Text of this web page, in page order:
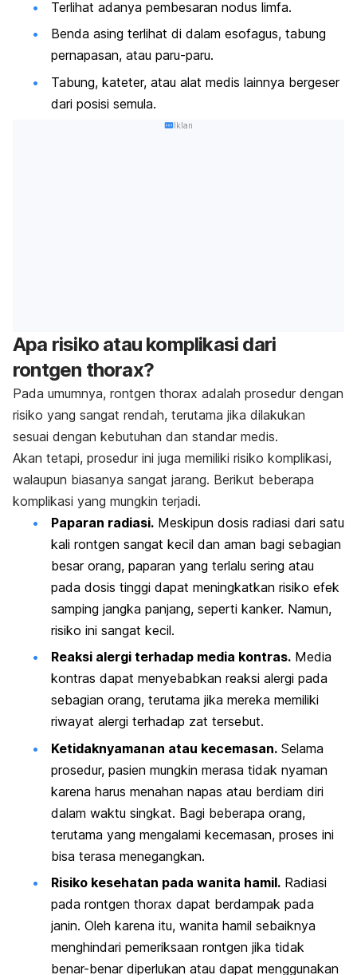
Terlihat adanya pembesaran nodus limfa.
Benda asing terlihat di dalam esofagus, tabung
pernapasan, atau paru-paru.
Tabung, kateter, atau alat medis lainnya bergeser
dari posisi semula.
Iklan
Apa risiko atau komplikasi dari
rontgen thorax?
Pada umumnya, rontgen thorax adalah prosedur dengan
risiko yang sangat rendah, terutama jika dilakukan
sesuai dengan kebutuhan dan standar medis.
Akan tetapi, prosedur ini juga memiliki risiko komplikasi,
walaupun biasanya sangat jarang. Berikut beberapa
komplikasi yang mungkin terjadi.
Paparan radiasi. Meskipun dosis radiasi dari satu
kali rontgen sangat kecil dan aman bagi sebagian
besar orang, paparan yang terlalu sering atau
pada dosis tinggi dapat meningkatkan risiko efek
samping jangka panjang, seperti kanker. Namun,
risiko ini sangat kecil.
Reaksi alergi terhadap media kontras. Media
kontras dapat menyebabkan reaksi alergi pada
sebagian orang, terutama jika mereka memiliki
riwayat alergi terhadap zat tersebut.
Ketidaknyamanan atau kecemasan. Selama
prosedur, pasien mungkin merasa tidak nyaman
karena harus menahan napas atau berdiam diri
dalam waktu singkat. Bagi beberapa orang,
terutama yang mengalami kecemasan, proses ini
bisa terasa menegangkan.
Risiko kesehatan pada wanita hamil. Radiasi
pada rontgen thorax dapat berdampak pada
janin. Oleh karena itu, wanita hamil sebaiknya
menghindari pemeriksaan rontgen jika tidak
benar-benar diperlukan atau dapat menggunakan